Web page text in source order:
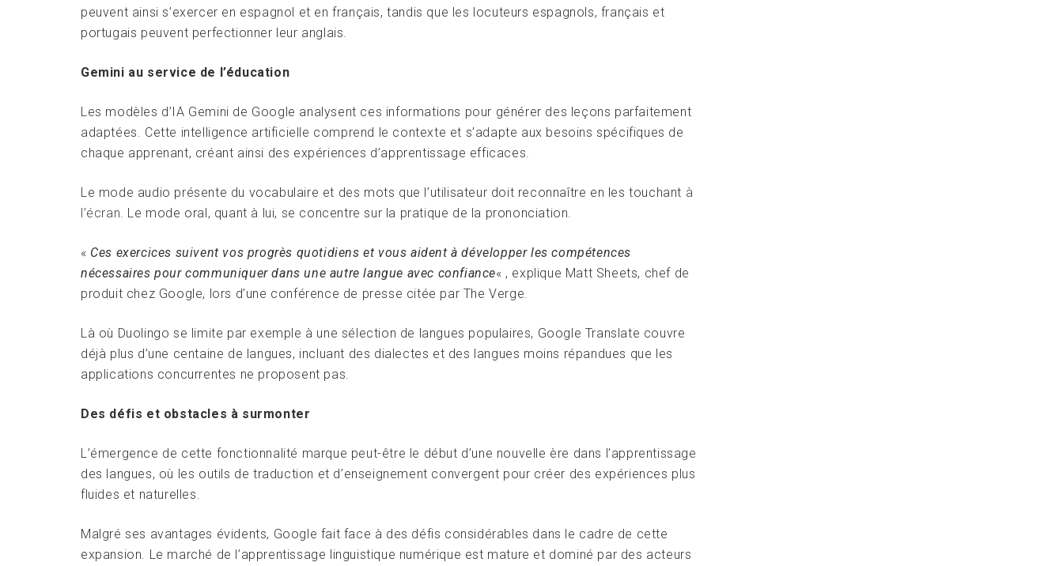
peuvent ainsi s’exercer en espagnol et en français, tandis que les locuteurs espagnols, français et
portugais peuvent perfectionner leur anglais.
Gemini au service de l’éducation
Les modèles d’IA Gemini de Google analysent ces informations pour générer des leçons parfaitement
adaptées. Cette intelligence artificielle comprend le contexte et s’adapte aux besoins spécifiques de
chaque apprenant, créant ainsi des expériences d’apprentissage efficaces.
Le mode audio présente du vocabulaire et des mots que l’utilisateur doit reconnaître en les touchant à
l’écran . Le mode oral, quant à lui, se concentre sur la pratique de la prononciation.
« Ces exercices suivent vos progrès quotidiens et vous aident à développer les compétences
nécessaires pour communiquer dans une autre langue avec confiance« , explique Matt Sheets, chef de
produit chez Google, lors d’une conférence de presse citée par The Verge.
Là où Duolingo se limite par exemple à une sélection de langues populaires, Google Translate couvre
déjà plus d’une centaine de langues, incluant des dialectes et des langues moins répandues que les
applications concurrentes ne proposent pas.
Des défis et obstacles à surmonter
L’émergence de cette fonctionnalité marque peut-être le début d’une nouvelle ère dans l’apprentissage
des langues, où les outils de traduction et d’enseignement convergent pour créer des expériences plus
fluides et naturelles.
Malgré ses avantages évidents, Google fait face à des défis considérables dans le cadre de cette
expansion. Le marché de l’apprentissage linguistique numérique est mature et dominé par des acteurs